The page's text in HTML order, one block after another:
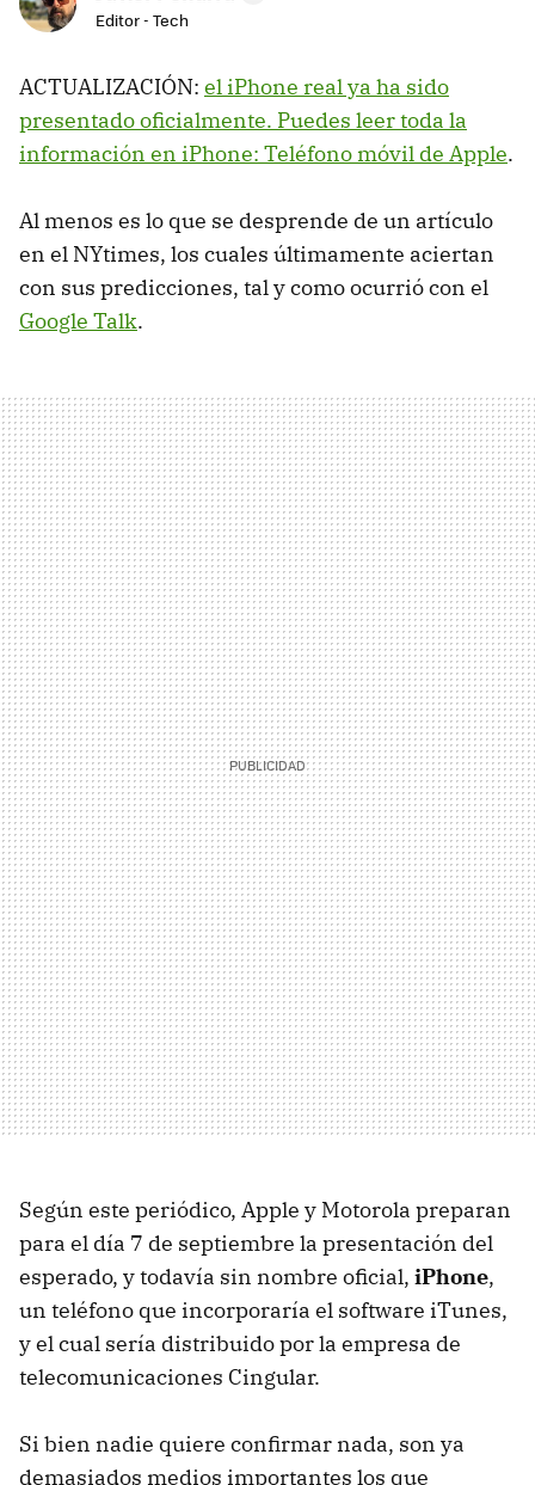
Editor - Tech
ACTUALIZACIÓN: el iPhone real ya ha sido
presentado oficialmente. Puedes leer toda la
información en iPhone: Teléfono móvil de Apple.
Al menos es lo que se desprende de un artículo
en el NYtimes, los cuales últimamente aciertan
con sus predicciones, tal y como ocurrió con el
Google Talk.
Según este periódico, Apple y Motorola preparan
para el día 7 de septiembre la presentación del
esperado, y todavía sin nombre oficial, iPhone,
un teléfono que incorporaría el software iTunes,
y el cual sería distribuido por la empresa de
telecomunicaciones Cingular.
Si bien nadie quiere confirmar nada, son ya
demasiados medios importantes los que